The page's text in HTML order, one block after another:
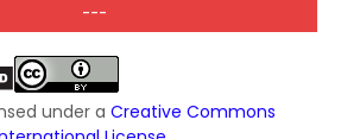
---
under a Creative Commons